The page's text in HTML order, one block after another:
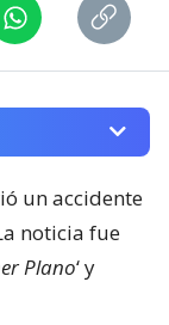
un accidente
noticia fue
Plano‘ y